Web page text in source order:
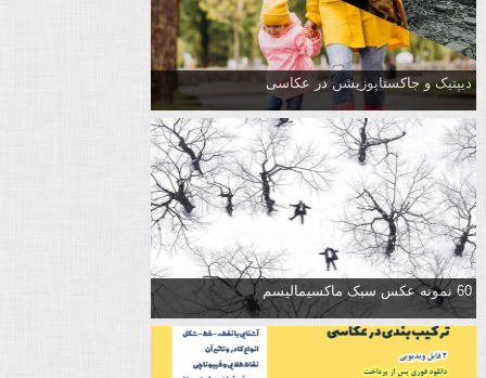
دیپتیک و جاکستا‌پوزیشن در عکاسی
60 نمونه عکس سبک ماکسیمالیسم